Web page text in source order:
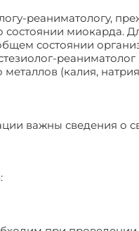
реаниматологу,
миокарда.
состоянии
реаниматолог
(калия,
важны сведения о